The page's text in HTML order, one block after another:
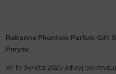
Rabanne Phantom Parfum Gift
Paryżu
W te święta 2025 odkryj